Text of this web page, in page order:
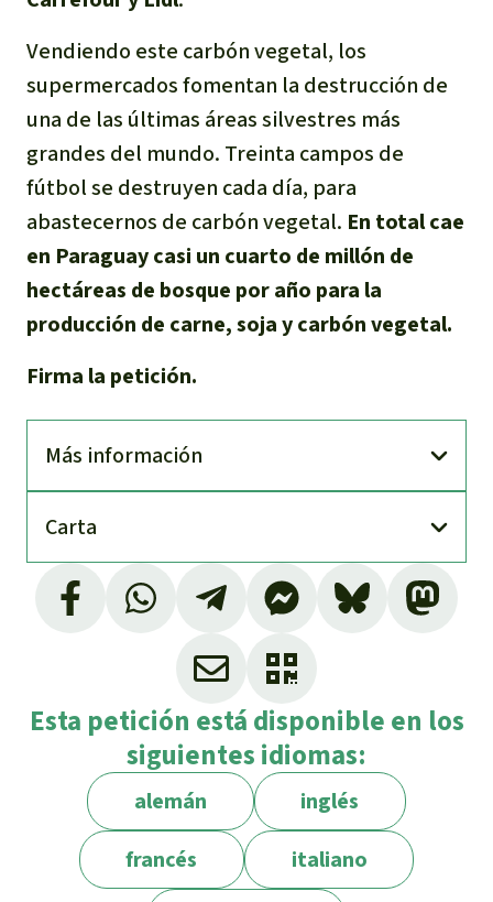
Vendiendo este carbón vegetal, los
supermercados fomentan la destrucción de
una de las últimas áreas silvestres más
grandes del mundo. Treinta campos de
fútbol se destruyen cada día, para
abastecernos de carbón vegetal. En total cae
en Paraguay casi un cuarto de millón de
hectáreas de bosque por año para la
producción de carne, soja y carbón vegetal.
Firma la petición.
Más información
Carta
Esta petición está disponible en los
siguientes idiomas:
alemán
inglés
francés
italiano